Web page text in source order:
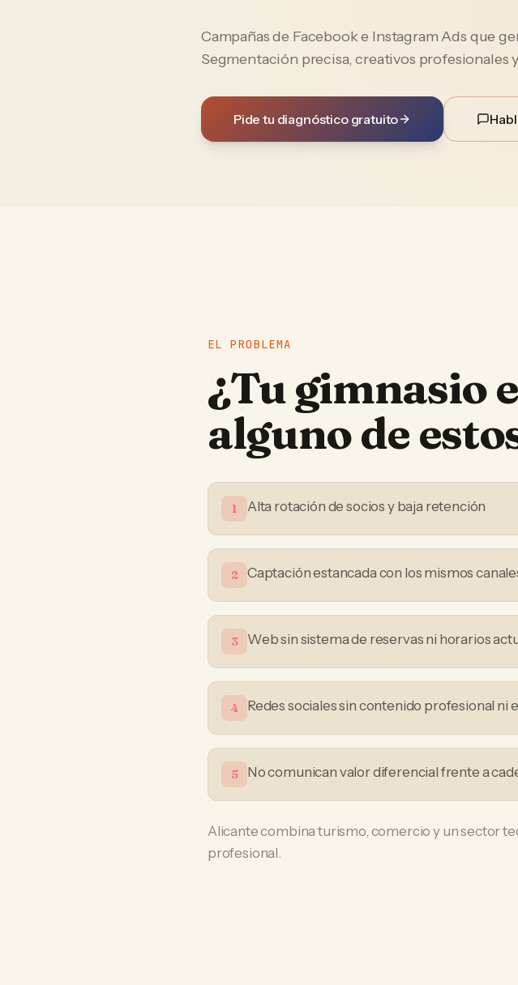
Campañas de Facebook e Instagram Ads que
Segmentación precisa, creativos profesionales
Pide tu diagnóstico gratuito
EL PROBLEMA
¿Tugimnasio
alguno de
1 Alta rotación de socios y baja retención
2 Captación estancada con los mismos
3 Web sin sistema de reservas ni horarios
4 Redes sociales sin contenido profesional ni
5 No comunican valor diferencial frente a
Alicante combina turismo, comercio y un sector
profesional.